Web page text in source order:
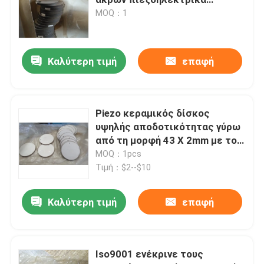
πιεζοηλεκτρικός υπερηχητικός μετατροπέας
Υποβρύχιες υπερήχων αισθητήριο
υπερήχων συχνότητα γεννήτρια
Υπερηχητικός διακόπτης κυττάρων
Υπερηχητικός αντιδραστήρας
κεραμικά σε μια κεραμική
MOQ：1
Καλύτερη τιμή επαφή
Piezo κεραμικός δίσκος
υψηλής αποδοτικότητας γύρω
από τη μορφή 43 X 2mm με το
υλικό P8 P4
MOQ：1pcs
Τιμή：$2--$10
Καλύτερη τιμή επαφή
Iso9001 ενέκρινε τους